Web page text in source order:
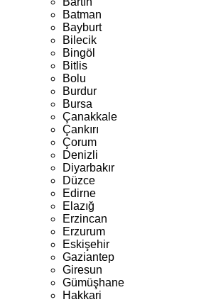
Batman
Bayburt
Bilecik
Bingöl
Bitlis
Bolu
Burdur
Bursa
Çanakkale
Çankırı
Çorum
Denizli
Diyarbakır
Düzce
Edirne
Elazığ
Erzincan
Erzurum
Eskişehir
Gaziantep
Giresun
Gümüşhane
Hakkari